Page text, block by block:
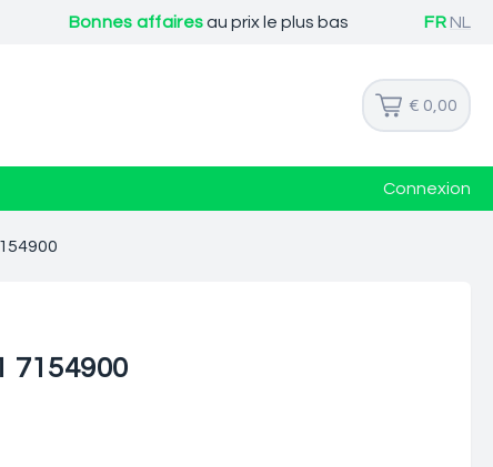
Bonnes affairesau prix le plus bas FR NL
€ 0,00
Connexion
7154900